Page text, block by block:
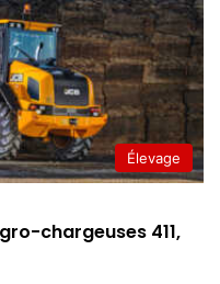
Élevage
chargeuses 411,